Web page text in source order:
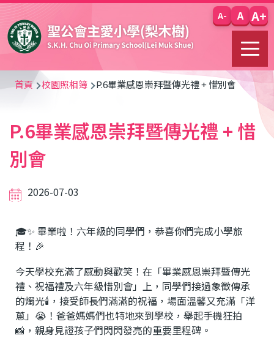
移至主內容
A- A A+
導
連
結
首頁 校園照相簿 P.6畢業感恩崇拜暨傳光禮 + 惜別會
P.6畢業感恩崇拜暨傳光禮 + 惜
別會
2026-07-03
🎓✨ 畢業啦！六年級的同學們，恭喜你們完成小學旅
程！🎉
今天學校充滿了感動與歡笑！在「畢業感恩崇拜暨傳光
禮、祝福禮及六年級惜別會」上，同學們接過象徵傳承
的燭光🕯️，接受師長們滿滿的祝福，場面溫馨又充滿「洋
蔥」😭！爸爸媽媽們也特地來到學校，舉起手機狂拍
📸，親身見證孩子們閃閃發亮的重要里程碑。